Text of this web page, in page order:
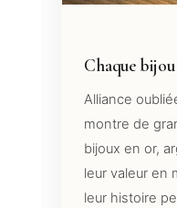
Chaque
Alliance
montre de
bijoux en or,
leur valeur en
leur histoire